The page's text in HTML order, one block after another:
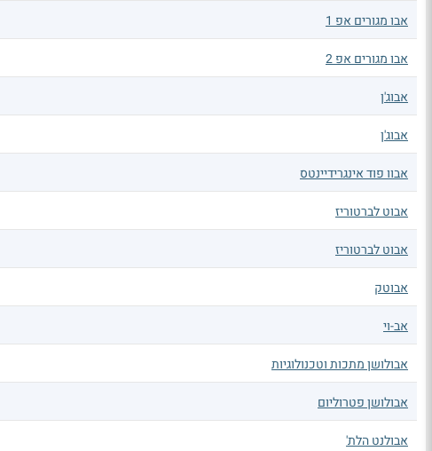
אבו מגורים אפ 1
אבו מגורים אפ 2
אבוג'ן
אבוג'ן
אבוו פוד אינגרידיינטס
אבוט לברטוריז
אבוט לברטוריז
אבוטק
אב-וי
אבולושן מתכות וטכנולוגיות
אבולושן פטרוליום
אבולנט הלת'